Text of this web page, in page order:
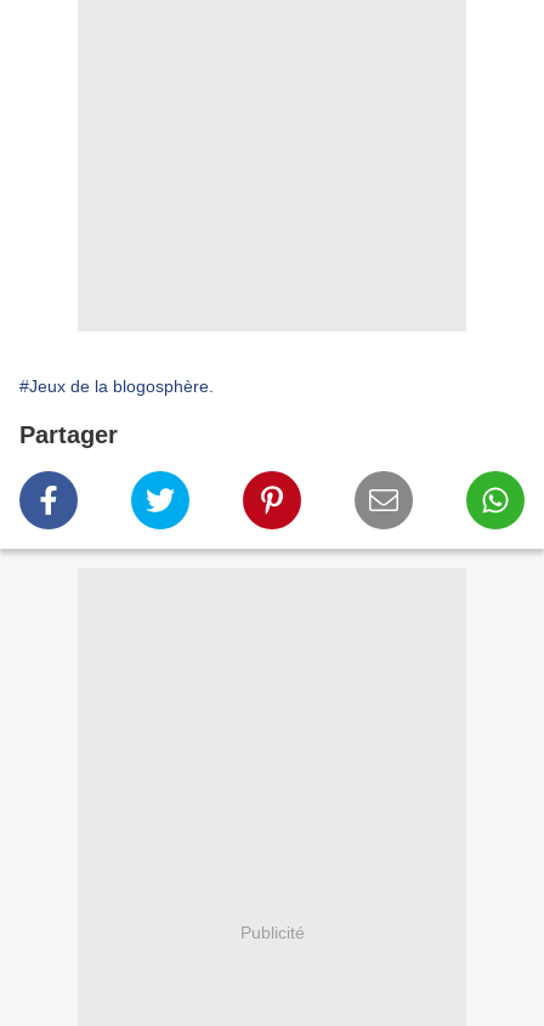
#Jeux de la blogosphère.
Partager
Publicité